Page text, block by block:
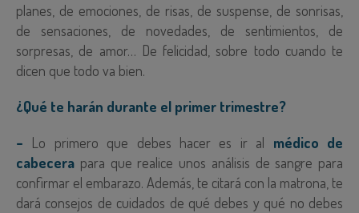
planes, de emociones, de risas, de suspense, de sonrisas,
de sensaciones, de novedades, de sentimientos, de
sorpresas, de amor… De felicidad, sobre todo cuando te
dicen que todo va bien.
¿Qué te harán durante el primer trimestre?
– Lo primero que debes hacer es ir al médico de
cabecera para que realice unos análisis de sangre para
confirmar el embarazo. Además, te citará con la matrona, te
dará consejos de cuidados de qué debes y qué no debes